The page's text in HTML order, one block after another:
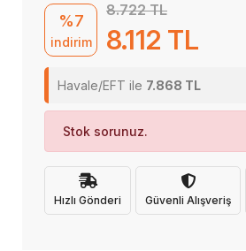
%7
indirim
8.722 TL
8.112 TL
Havale/EFT ile 7.868 TL
Stok sorunuz.
Hızlı Gönderi Güvenli Alışveriş